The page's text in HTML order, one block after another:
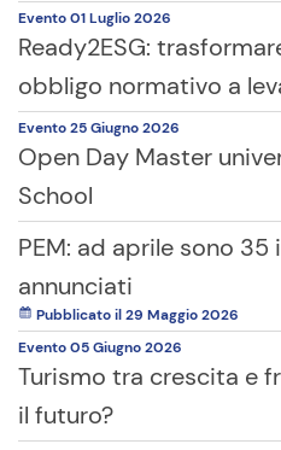
Evento01 Luglio2026
Ready2ESG:
obbligo normativo a
Evento25 Giugno2026
Open Day Master
School
PEM: ad aprile sono
annunciati
Pubblicato il 29 Maggio 2026
Evento05 Giugno2026
Turismo tra crescita e
il futuro?